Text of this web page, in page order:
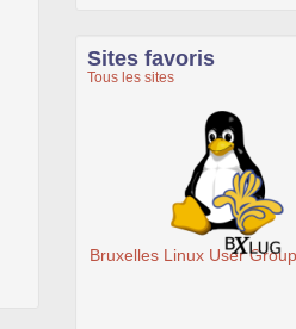
Sites favoris
Tous les sites
Bruxelles Linux User